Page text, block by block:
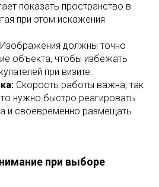
показать пространство в
при этом искажения
Изображения должны точно
объекта, чтобы избежать
при визите.
Скорость работы важна, так
нужно быстро реагировать
и своевременно размещать
при выборе